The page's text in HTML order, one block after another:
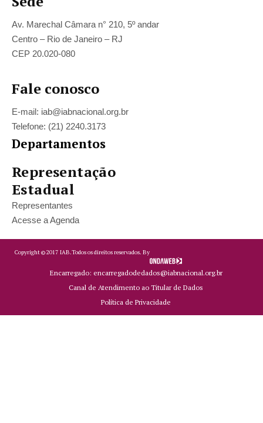
Av. Marechal Câmara n° 210, 5º andar
Centro – Rio de Janeiro – RJ
CEP 20.020-080
Fale conosco
E-mail: iab@iabnacional.org.br
Telefone: (21) 2240.3173
Departamentos
Representação
Estadual
Representantes
Acesse a Agenda
Copyright ©2017 IAB.Todos os direitos reservados. By
Encarregado: encarregadodedados@iabnacional.org.br
Canal de Atendimento ao Titular de Dados
Política de Privacidade